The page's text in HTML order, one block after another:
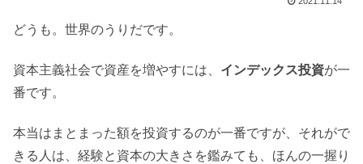
どうも。世界のうりだです。
資本主義社会で資産を増やすには、 インデックス投資が一
番です。
本当はまとまった額を投資するのが一番ですが、それがで
きる人は、経験と資本の大きさを鑑みても、ほんの一握り